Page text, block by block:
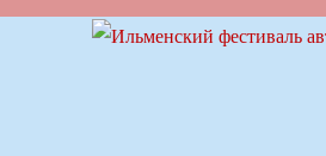
Ильменский